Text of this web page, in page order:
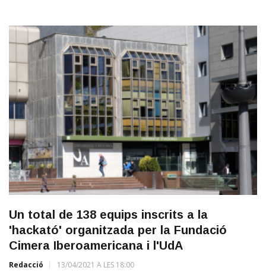
Un total de 138 equips inscrits a la
'hackató' organitzada per la Fundació
Cimera Iberoamericana i l'UdA
Redacció 13/04/2021 A LES 18:00